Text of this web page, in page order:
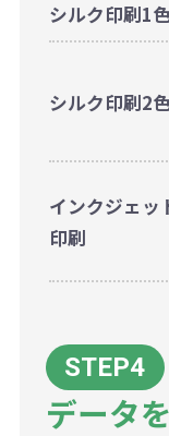
シルク印刷1
シルク印刷2
インクジェッ
印刷
データ